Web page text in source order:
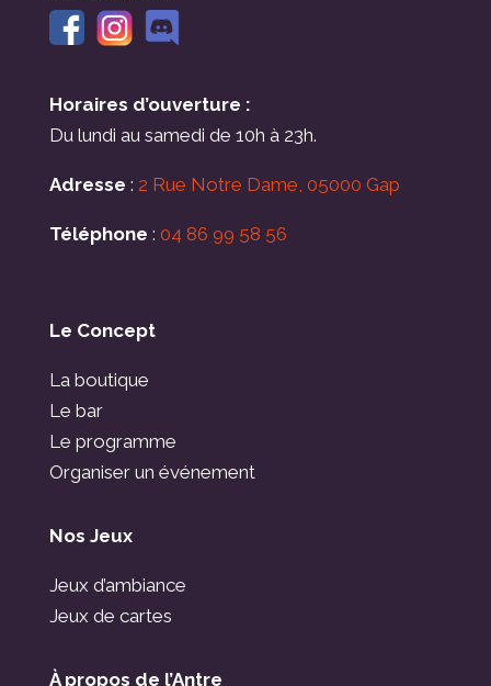
Horaires d’ouverture :
Du lundi au samedi de 10h à 23h.
Adresse : 2 Rue Notre Dame, 05000 Gap
Téléphone : 04 86 99 58 56
Le Concept
La boutique
Le bar
Le programme
Organiser un événement
Nos Jeux
Jeux d’ambiance
Jeux de cartes
À propos de l’Antre